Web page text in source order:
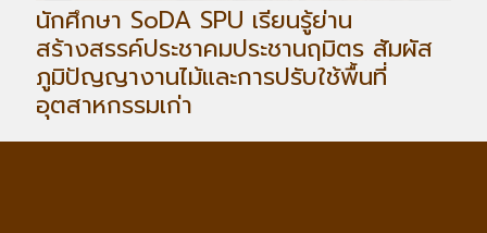
นักศึกษา SoDA SPU เรียนรู้ย่าน
สร้างสรรค์ประชาคมประชานฤมิตร สัมผัส
ภูมิปัญญางานไม้และการปรับใช้พื้นที่
อุตสาหกรรมเก่า